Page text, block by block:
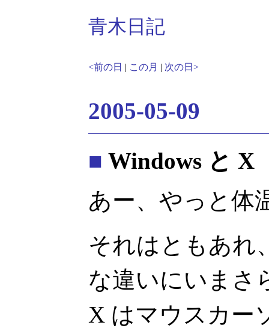
青木日記
<前の日 | この月 | 次の日>
2005-05-09
■ Windows と X
あー、やっと体
それはともあれ
な違いにいまさ
X はマウスカー